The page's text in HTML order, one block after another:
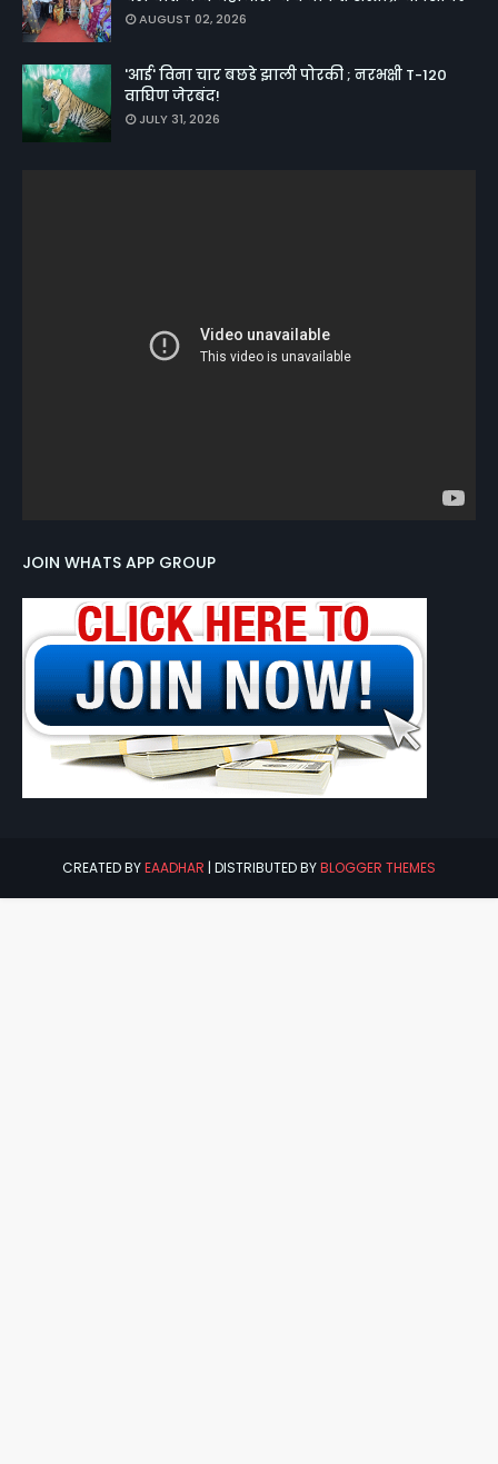
AUGUST 02, 2026
'आई' विना चार बछडे झाली पोरकी ; नरभक्षी T-120
वाघिण जेरबंद!
JULY 31, 2026
JOIN WHATS APP GROUP
CREATED BYEAADHAR | DISTRIBUTED BYBLOGGER THEMES